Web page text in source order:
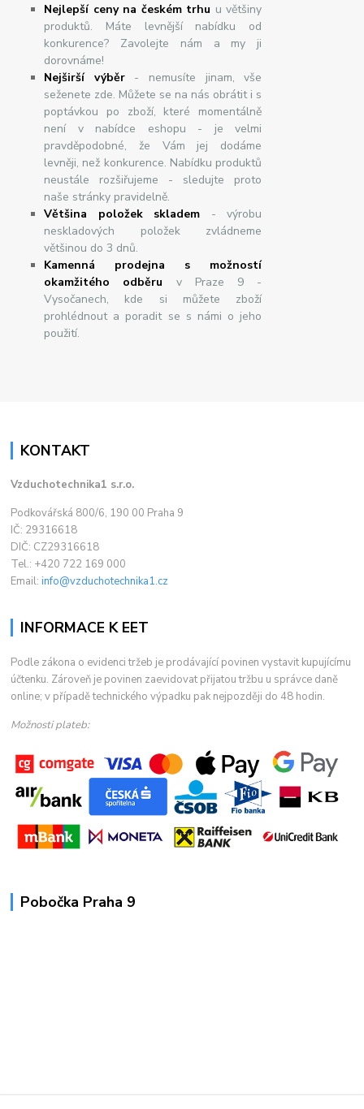
Nejlepší ceny na českém trhu u většiny
produktů. Máte levnější nabídku od
konkurence? Zavolejte nám a my ji
dorovnáme!
Nejširšívýběr- nemusíte jinam, vše
seženete zde. Můžete se na nás obrátit i s
poptávkou po zboží, které momentálně
není v nabídce eshopu - je velmi
pravděpodobné, že Vám jej dodáme
levněji, než konkurence. Nabídku produktů
neustále rozšiřujeme - sledujte proto
naše stránky pravidelně.
Většina položek skladem - výrobu
neskladových položek zvládneme
většinou do 3 dnů.
Kamenná prodejna s možností
okamžitého odběru v Praze 9 -
Vysočanech, kde si můžete zboží
prohlédnout a poradit se s námi o jeho
použití.
KONTAKT
Vzduchotechnika1 s.r.o.
Podkovářská 800/6, 190 00 Praha 9
IČ: 29316618
DIČ: CZ29316618
Tel.: +420 722 169 000
Email:info@vzduchotechnika1.cz
INFORMACE K EET
Podle zákona o evidenci tržeb je prodávající povinen vystavit kupujícímu
účtenku. Zároveň je povinen zaevidovat přijatou tržbu u správce daně
online; v případě technického výpadku pak nejpozději do 48 hodin.
Možnosti plateb:
Pobočka Praha 9